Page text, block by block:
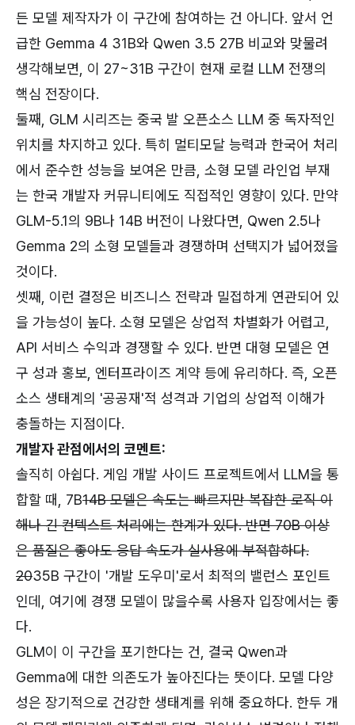
든 모델 제작자가 이 구간에 참여하는 건 아니다. 앞서 언
급한 Gemma 4 31B와 Qwen 3.5 27B 비교와 맞물려
생각해보면, 이 27~31B 구간이 현재 로컬 LLM 전쟁의
핵심 전장이다.
둘째, GLM 시리즈는 중국 발 오픈소스 LLM 중 독자적인
위치를 차지하고 있다. 특히 멀티모달 능력과 한국어 처리
에서 준수한 성능을 보여온 만큼, 소형 모델 라인업 부재
는 한국 개발자 커뮤니티에도 직접적인 영향이 있다. 만약
GLM-5.1의 9B나 14B 버전이 나왔다면, Qwen 2.5나
Gemma 2의 소형 모델들과 경쟁하며 선택지가 넓어졌을
것이다.
셋째, 이런 결정은 비즈니스 전략과 밀접하게 연관되어 있
을 가능성이 높다. 소형 모델은 상업적 차별화가 어렵고,
API 서비스 수익과 경쟁할 수 있다. 반면 대형 모델은 연
구 성과 홍보, 엔터프라이즈 계약 등에 유리하다. 즉, 오픈
소스 생태계의 '공공재'적 성격과 기업의 상업적 이해가
충돌하는 지점이다.
개발자 관점에서의 코멘트:
솔직히 아쉽다. 게임 개발 사이드 프로젝트에서 LLM을 통
합할 때, 7B14B 모델은 속도는 빠르지만 복잡한 로직 이
해나 긴 컨텍스트 처리에는 한계가 있다. 반면 70B 이상
은 품질은 좋아도 응답 속도가 실사용에 부적합하다.
2035B 구간이 '개발 도우미'로서 최적의 밸런스 포인트
인데, 여기에 경쟁 모델이 많을수록 사용자 입장에서는 좋
다.
GLM이 이 구간을 포기한다는 건, 결국 Qwen과
Gemma에 대한 의존도가 높아진다는 뜻이다. 모델 다양
성은 장기적으로 건강한 생태계를 위해 중요하다. 한두 개